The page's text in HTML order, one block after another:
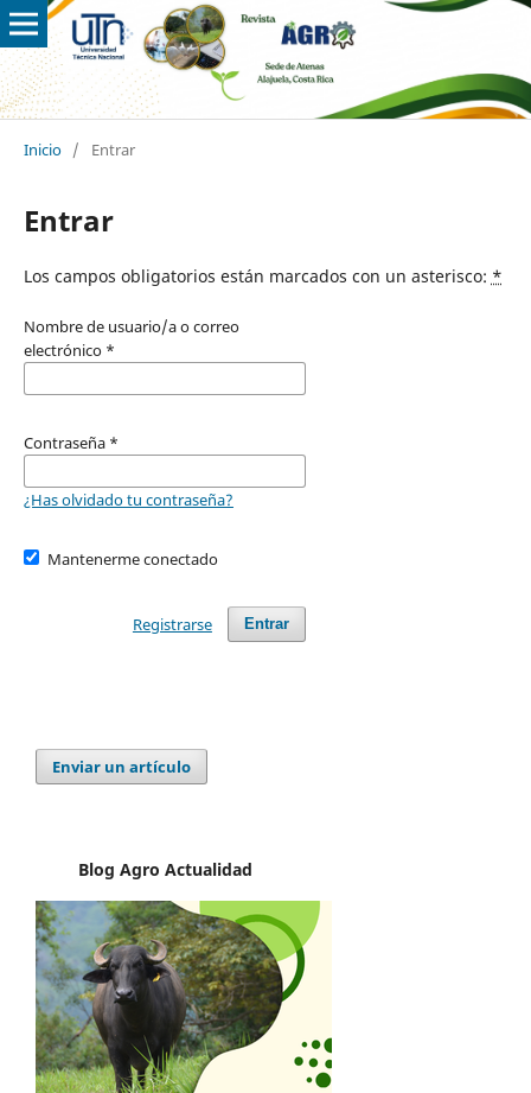
Inicio / Entrar
Entrar
Los campos obligatorios están marcados con un asterisco: *
Nombre de usuario/a o correo
electrónico *
Contraseña *
¿Has olvidado tu contraseña?
Mantenerme conectado
Entrar
Registrarse
Enviar un artículo
Blog Agro Actualidad